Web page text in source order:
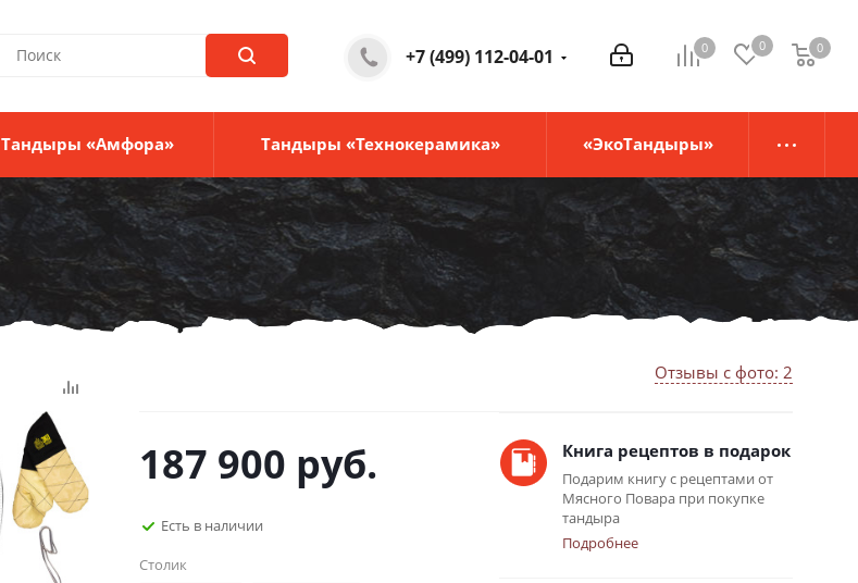
0 0 0
0
+7 (499) 112-04-01
Тандыры «Амфора» Тандыры «Технокерамика» «ЭкоТандыры»
Отзывы с фото: 2
Книга рецептов в подарок
Подарим книгу с рецептами от
Мясного Повара при покупке
тандыра
Подробнее
187 900 руб.
Есть в наличии
Столик